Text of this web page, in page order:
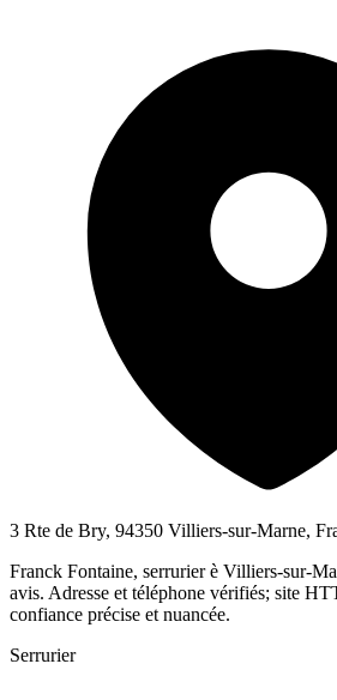
3 Rte de Bry, 94350 Villiers-sur-Marne,
Franck Fontaine, serrurier è Villiers-sur-
avis. Adresse et téléphone vérifiés; site
confiance précise et nuancée.
Serrurier